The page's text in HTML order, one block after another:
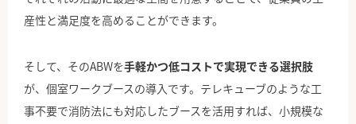
産性と満足度を高めることができます。
そして、そのABWを手軽かつ低コストで実現できる選択肢
が、個室ワークブースの導入です。テレキューブのような工
事不要で消防法にも対応したブースを活用すれば、小規模な